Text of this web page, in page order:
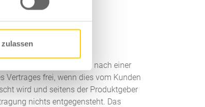
des Vertriebspartners nach einer
Vertrages frei, wenn dies vom Kunden
wird und seitens der Produktgeber
nichts entgegensteht. Das